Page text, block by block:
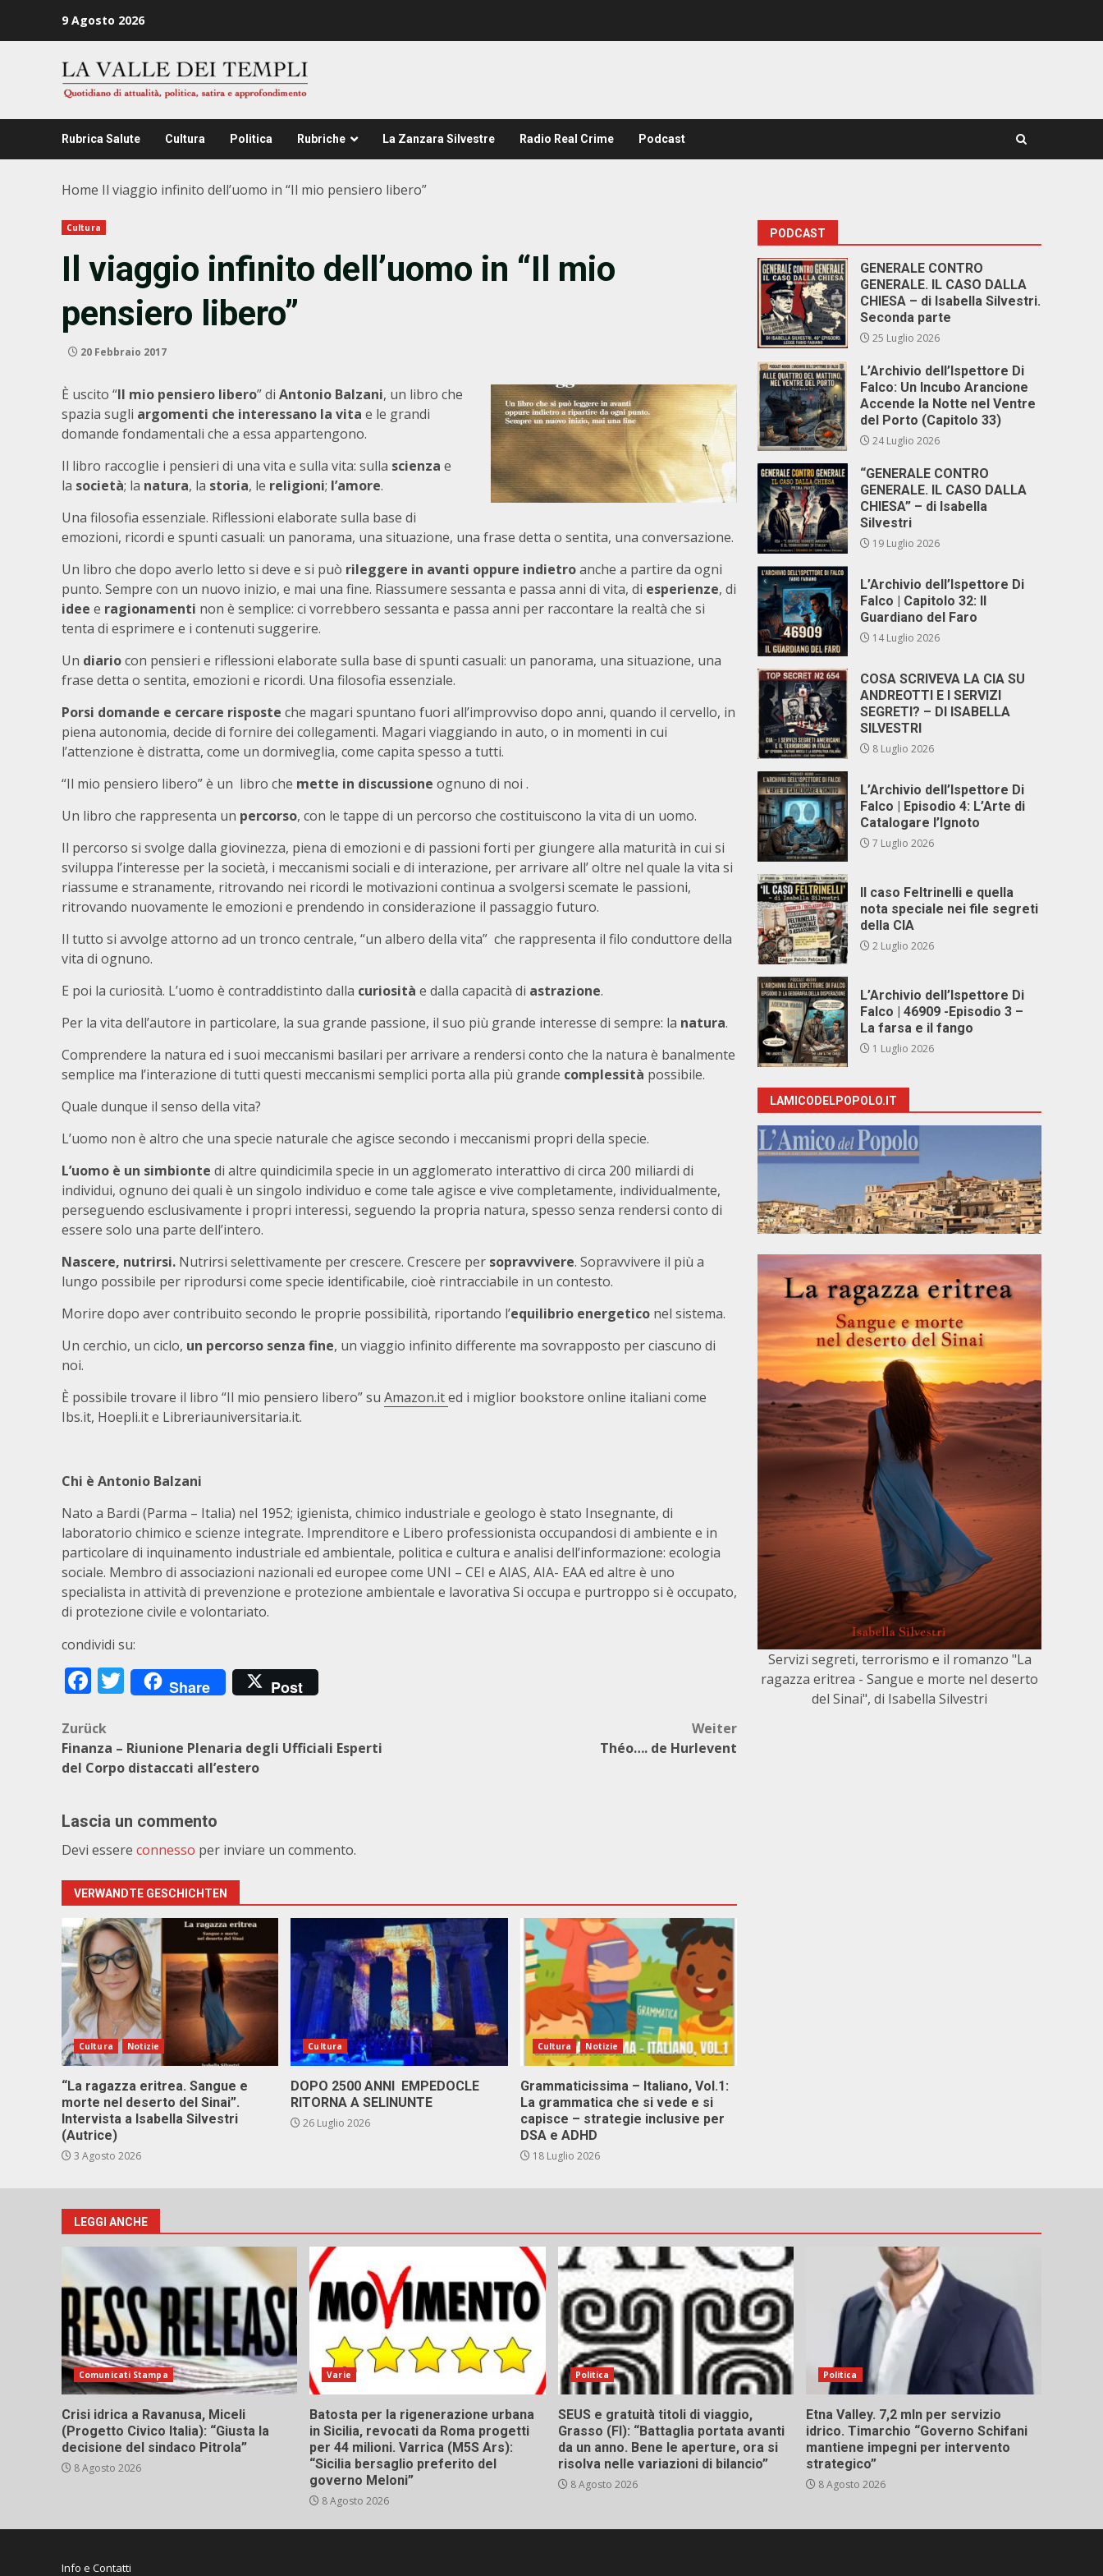
9 Agosto 2026
Rubrica Salute Cultura Politica Rubriche La Zanzara Silvestre Radio Real Crime Podcast
Home Il viaggio infinito dell’uomo in “Il mio pensiero libero”
Cultura
Il viaggio infinito dell’uomo in “Il mio
pensiero libero”
20 Febbraio 2017
È uscito “Il mio pensiero libero” di Antonio Balzani, un libro che
spazia sugli argomenti che interessano la vita e le grandi
domande fondamentali che a essa appartengono.
Il libro raccoglie i pensieri di una vita e sulla vita: sulla scienza e
la società; la natura, la storia, le religioni; l’amore.
Una filosofia essenziale. Riflessioni elaborate sulla base di
emozioni, ricordi e spunti casuali: un panorama, una situazione, una frase detta o sentita, una conversazione.
Un libro che dopo averlo letto si deve e si può rileggere in avanti oppure indietroanche a partire da ogni
punto. Sempre con un nuovo inizio, e mai una fine. Riassumere sessanta e passa anni di vita, di esperienze, di
idee e ragionamenti non è semplice: ci vorrebbero sessanta e passa anni per raccontare la realtà che si
tenta di esprimere e i contenuti suggerire.
Un diariocon pensieri e riflessioni elaborate sulla base di spunti casuali: un panorama, una situazione, una
frase detta o sentita, emozioni e ricordi. Una filosofia essenziale.
Porsi domande e cercare risposte che magari spuntano fuori all’improvviso dopo anni, quando il cervello, in
piena autonomia, decide di fornire dei collegamenti. Magari viaggiando in auto, o in momenti in cui
l’attenzione è distratta, come un dormiveglia, come capita spesso a tutti.
“Il mio pensiero libero” è un libro che mette in discussione ognuno di noi .
Un libro che rappresenta un percorso, con le tappe di un percorso che costituiscono la vita di un uomo.
Il percorso si svolge dalla giovinezza, piena di emozioni e di passioni forti per giungere alla maturità in cui si
sviluppa l’interesse per la società, i meccanismi sociali e di interazione, per arrivare all’ oltre nel quale la vita si
riassume e stranamente, ritrovando nei ricordi le motivazioni continua a svolgersi scemate le passioni,
ritrovando nuovamente le emozioni e prendendo in considerazione il passaggio futuro.
Il tutto si avvolge attorno ad un tronco centrale, “un albero della vita” che rappresenta il filo conduttore della
vita di ognuno.
E poi la curiosità. L’uomo è contraddistinto dalla curiosità e dalla capacità di astrazione.
Per la vita dell’autore in particolare, la sua grande passione, il suo più grande interesse di sempre: la natura.
Comprendere la natura ed i suoi meccanismi basilari per arrivare a rendersi conto che la natura è banalmente
semplice ma l’interazione di tutti questi meccanismi semplici porta alla più grande complessità possibile.
Quale dunque il senso della vita?
L’uomo non è altro che una specie naturale che agisce secondo i meccanismi propri della specie.
L’uomo è un simbionte di altre quindicimila specie in un agglomerato interattivo di circa 200 miliardi di
individui, ognuno dei quali è un singolo individuo e come tale agisce e vive completamente, individualmente,
perseguendo esclusivamente i propri interessi, seguendo la propria natura, spesso senza rendersi conto di
essere solo una parte dell’intero.
Nascere, nutrirsi. Nutrirsi selettivamente per crescere. Crescere per sopravvivere. Sopravvivere il più a
lungo possibile per riprodursi come specie identificabile, cioè rintracciabile in un contesto.
Morire dopo aver contribuito secondo le proprie possibilità, riportando l’equilibrio energetico nel sistema.
Un cerchio, un ciclo, un percorso senza fine, un viaggio infinito differente ma sovrapposto per ciascuno di
noi.
È possibile trovare il libro “Il mio pensiero libero” su Amazon.ited i miglior bookstore online italiani come
Ibs.it, Hoepli.it e Libreriauniversitaria.it.
Chi è Antonio Balzani
Nato a Bardi (Parma – Italia) nel 1952; igienista, chimico industriale e geologo è stato Insegnante, di
laboratorio chimico e scienze integrate. Imprenditore e Libero professionista occupandosi di ambiente e in
particolare di inquinamento industriale ed ambientale, politica e cultura e analisi dell’informazione: ecologia
sociale. Membro di associazioni nazionali ed europee come UNI – CEI e AIAS, AIA- EAA ed altre è uno
specialista in attività di prevenzione e protezione ambientale e lavorativa Si occupa e purtroppo si è occupato,
di protezione civile e volontariato.
condividi su:
Facebook
Twitter
Share Post
Beitragsnavigation
Zurück
Finanza – Riunione Plenaria degli Ufficiali Esperti
del Corpo distaccati all’estero
Weiter
Théo…. de Hurlevent
Lascia un commento
Devi essere connesso per inviare un commento.
VERWANDTE GESCHICHTEN
Cultura Notizie
“La ragazza eritrea. Sangue e
morte nel deserto del Sinai”.
Intervista a Isabella Silvestri
(Autrice)
3 Agosto 2026
Cultura
DOPO 2500 ANNI EMPEDOCLE
RITORNA A SELINUNTE
26 Luglio 2026
Cultura Notizie
Grammaticissima – Italiano, Vol.1:
La grammatica che si vede e si
capisce – strategie inclusive per
DSA e ADHD
18 Luglio 2026
PODCAST
GENERALE CONTRO
GENERALE. IL CASO DALLA
CHIESA – di Isabella Silvestri.
Seconda parte
25 Luglio 2026
L’Archivio dell’Ispettore Di
Falco: Un Incubo Arancione
Accende la Notte nel Ventre
del Porto (Capitolo 33)
24 Luglio 2026
“GENERALE CONTRO
GENERALE. IL CASO DALLA
CHIESA” – di Isabella
Silvestri
19 Luglio 2026
L’Archivio dell’Ispettore Di
Falco | Capitolo 32: Il
Guardiano del Faro
14 Luglio 2026
COSA SCRIVEVA LA CIA SU
ANDREOTTI E I SERVIZI
SEGRETI? – DI ISABELLA
SILVESTRI
8 Luglio 2026
L’Archivio dell’Ispettore Di
Falco | Episodio 4: L’Arte di
Catalogare l’Ignoto
7 Luglio 2026
Il caso Feltrinelli e quella
nota speciale nei file segreti
della CIA
2 Luglio 2026
L’Archivio dell’Ispettore Di
Falco | 46909 -Episodio 3 –
La farsa e il fango
1 Luglio 2026
LAMICODELPOPOLO.IT
Servizi segreti, terrorismo e il romanzo "La
ragazza eritrea - Sangue e morte nel deserto
del Sinai", di Isabella Silvestri
LEGGI ANCHE
Comunicati Stampa
Crisi idrica a Ravanusa, Miceli
(Progetto Civico Italia): “Giusta la
decisione del sindaco Pitrola”
8 Agosto 2026
Varie
Batosta per la rigenerazione urbana
in Sicilia, revocati da Roma progetti
per 44 milioni. Varrica (M5S Ars):
“Sicilia bersaglio preferito del
governo Meloni”
8 Agosto 2026
Politica
SEUS e gratuità titoli di viaggio,
Grasso (FI): “Battaglia portata avanti
da un anno. Bene le aperture, ora si
risolva nelle variazioni di bilancio”
8 Agosto 2026
Politica
Etna Valley. 7,2 mln per servizio
idrico. Timarchio “Governo Schifani
mantiene impegni per intervento
strategico”
8 Agosto 2026
Info e Contatti